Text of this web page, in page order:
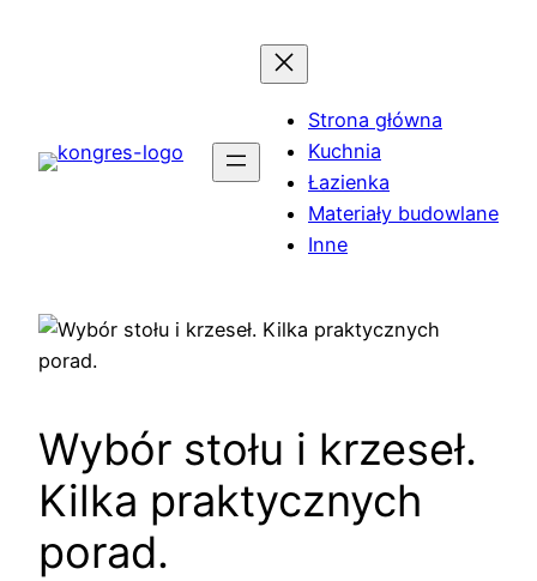
Strona główna
Kuchnia
Łazienka
Materiały budowlane
Inne
Wybór stołu i krzeseł.
Kilka praktycznych
porad.